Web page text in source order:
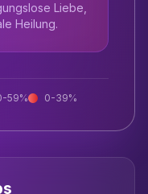
Liebe,
Heilung.
59% 0-39%